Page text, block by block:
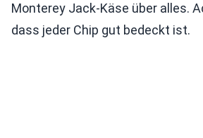
Monterey Jack-Käse über alles.
dass jeder Chip gut bedeckt ist.